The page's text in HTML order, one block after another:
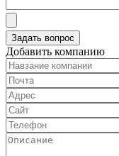
Добавить компанию